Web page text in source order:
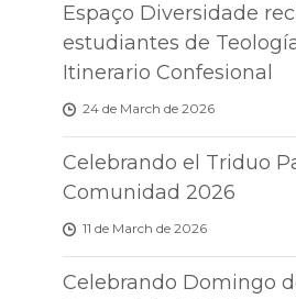
Espaço Diversidade
estudiantes de
Itinerario Confesional
24 de March de 2026
Celebrando el Triduo
Comunidad 2026
11 de March de 2026
Celebrando Domingo